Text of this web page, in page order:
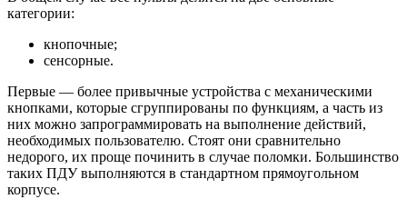
категории:
кнопочные;
сенсорные.
Первые — более привычные устройства с механическими
кнопками, которые сгруппированы по функциям, а часть из
них можно запрограммировать на выполнение действий,
необходимых пользователю. Стоят они сравнительно
недорого, их проще починить в случае поломки. Большинство
таких ПДУ выполняются в стандартном прямоугольном
корпусе.